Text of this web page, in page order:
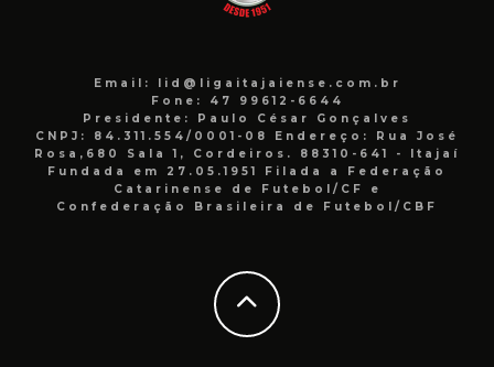
Email: lid@ligaitajaiense.com.br
Fone: 47 99612-6644
Presidente: Paulo César Gonçalves
CNPJ: 84.311.554/0001-08 Endereço: Rua José
Rosa,680 Sala 1, Cordeiros. 88310-641 - Itajaí
Fundada em 27.05.1951 Filada a Federação
Catarinense de Futebol/CF e
Confederação Brasileira de Futebol/CBF